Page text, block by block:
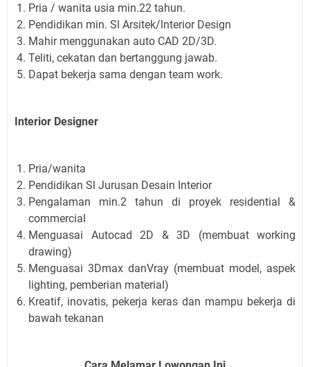
Pria / wanita usia min.22 tahun.
Pendidikan min. Sl Arsitek/lnterior Design
Mahir menggunakan auto CAD 2D/3D.
Teliti, cekatan dan bertanggung jawab.
Dapat bekerja sama dengan team work.
Interior Designer
Pria/wanita
Pendidikan Sl Jurusan Desain Interior
Pengalaman min.2 tahun di proyek residential &
commercial
Menguasai Autocad 2D & 3D (membuat working
drawing)
Menguasai 3Dmax danVray (membuat model, aspek
lighting, pemberian material)
Kreatif, inovatis, pekerja keras dan mampu bekerja di
bawah tekanan